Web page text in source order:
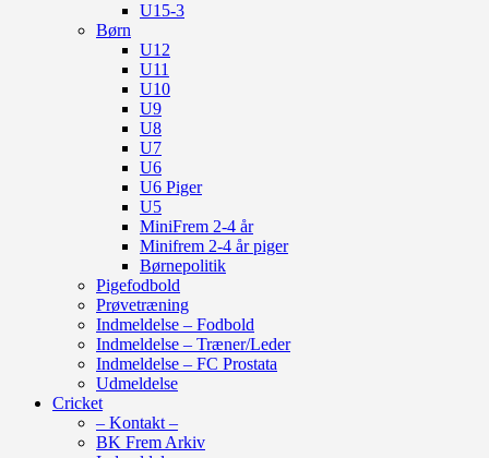
U15-3
Børn
U12
U11
U10
U9
U8
U7
U6
U6 Piger
U5
MiniFrem 2-4 år
Minifrem 2-4 år piger
Børnepolitik
Pigefodbold
Prøvetræning
Indmeldelse – Fodbold
Indmeldelse – Træner/Leder
Indmeldelse – FC Prostata
Udmeldelse
Cricket
– Kontakt –
BK Frem Arkiv